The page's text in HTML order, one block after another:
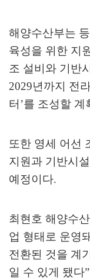
해양수산부는
육성을 위한 지
조 설비와 기반
2029년까지 전
터’를 조성할 계
또한 영세 어선
지원과 기반시
예정이다.
최현호 해양수
업 형태로 운영
전환된 것을 계
일 수 있게 됐다”